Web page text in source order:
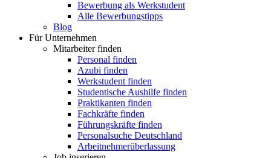
Bewerbung als Werkstudent
Alle Bewerbungstipps
Blog
Für Unternehmen
Mitarbeiter finden
Personal finden
Azubi finden
Werkstudent finden
Studentische Aushilfe finden
Praktikanten finden
Fachkräfte finden
Führungskräfte finden
Personalsuche Deutschland
Arbeitnehmerüberlassung